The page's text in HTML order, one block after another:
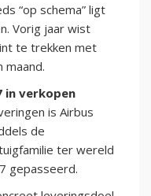
“op schema” ligt
Vorig jaar wist
te trekken met
maand.
in verkopen
is Airbus
de
ter wereld
gepasseerd.